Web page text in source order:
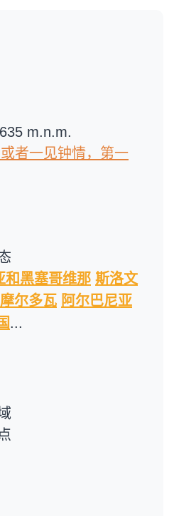
m.n.m.
者一见钟情，第一
和黑塞哥维那 斯洛文
摩尔多瓦 阿尔巴尼亚
...